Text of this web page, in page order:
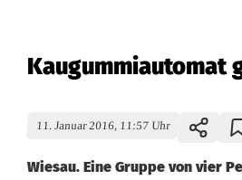
Kaugummiautomat
11. Januar 2016, 11:57 Uhr
Wiesau. Eine Gruppe von vier